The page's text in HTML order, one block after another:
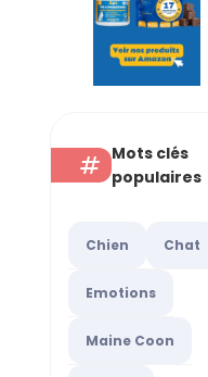
Mots clés
populaires
Chien Chat
Emotions
Maine Coon